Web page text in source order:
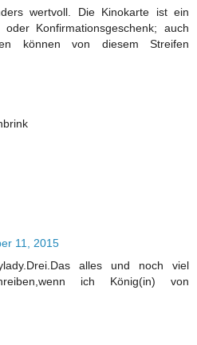
wertvoll. Die Kinokarte ist ein
Konfirmationsgeschenk; auch
können von diesem Streifen
11, 2015
alles und noch viel
ich König(in) von